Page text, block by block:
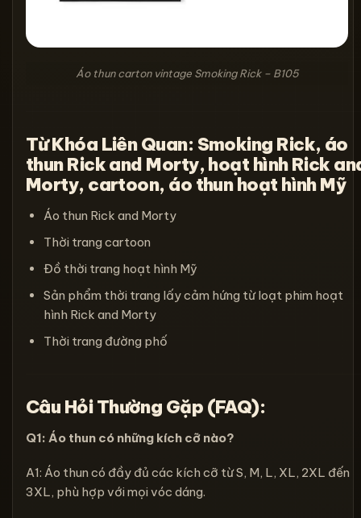
Áo thun carton vintage Smoking Rick – B105
Từ Khóa Liên Quan: Smoking Rick, áo
thun Rick and Morty, hoạt hình Rick
Morty, cartoon, áo thun hoạt hình Mỹ
Áo thun Rick and Morty
Thời trang cartoon
Đồ thời trang hoạt hình Mỹ
Sản phẩm thời trang lấy cảm hứng từ loạt phim hoạt
hình Rick and Morty
Thời trang đường phố
Câu Hỏi Thường Gặp (FAQ):
Q1: Áo thun có những kích cỡ nào?
A1: Áo thun có đầy đủ các kích cỡ từ S, M, L, XL, 2XL đến
3XL, phù hợp với mọi vóc dáng.